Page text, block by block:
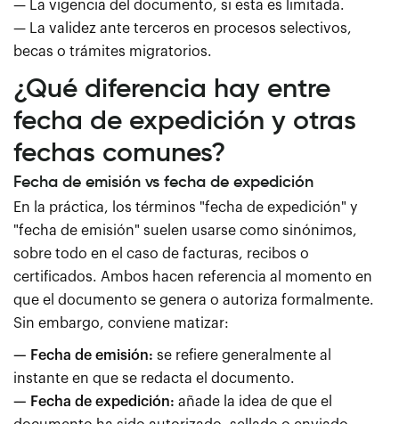
— La vigencia del documento, si esta es limitada.
— La validez ante terceros en procesos selectivos,
becas o trámites migratorios.
¿Qué diferencia hay entre
fecha de expedición y otras
fechas comunes?
Fecha de emisión vs fecha de expedición
En la práctica, los términos "fecha de expedición" y
"fecha de emisión" suelen usarse como sinónimos,
sobre todo en el caso de facturas, recibos o
certificados. Ambos hacen referencia al momento en
que el documento se genera o autoriza formalmente.
Sin embargo, conviene matizar:
— Fecha de emisión: se refiere generalmente al
instante en que se redacta el documento.
— Fecha de expedición: añade la idea de que el